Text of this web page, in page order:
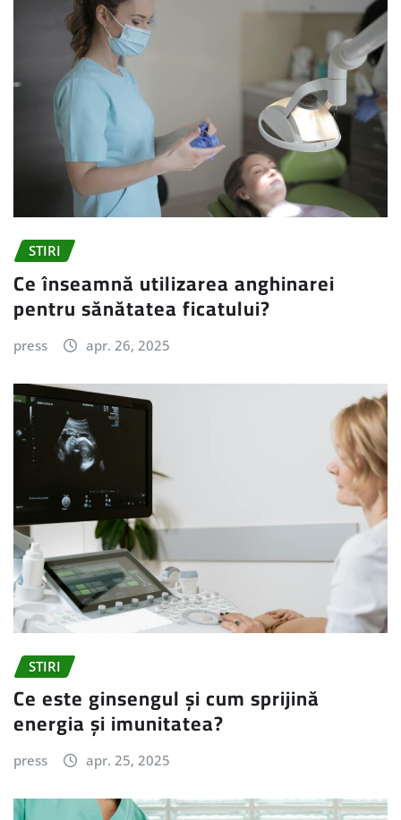
STIRI
Ce înseamnă utilizarea anghinarei
pentru sănătatea ficatului?
press apr. 26, 2025
STIRI
Ce este ginsengul și cum sprijină
energia și imunitatea?
press apr. 25, 2025